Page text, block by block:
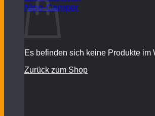
Es befinden sich keine Produkte im
Zurück zum Shop
Nipo-Camper